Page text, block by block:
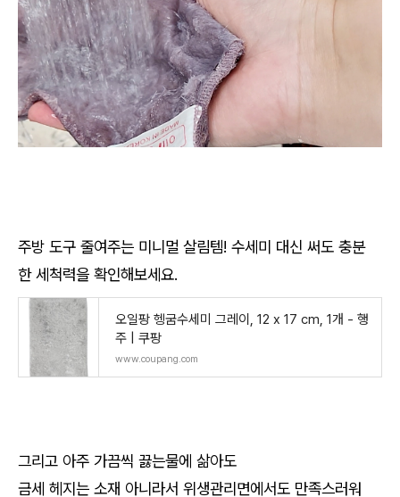
주방 도구 줄여주는 미니멀 살림템! 수세미 대신 써도 충분
한 세척력을 확인해보세요.
오일팡 헹굼수세미 그레이, 12 x 17 cm, 1개 - 행
주 | 쿠팡
www.coupang.com
그리고 아주 가끔씩 끓는물에 삶아도
금세 헤지는 소재 아니라서 위생관리면에서도 만족스러워